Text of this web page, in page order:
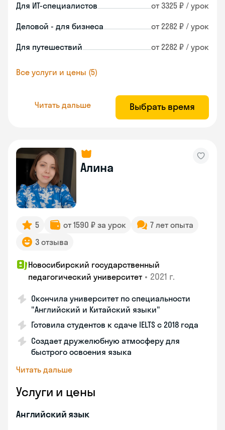
Для ИТ-специалистов от 3325 ₽ / урок
Деловой - для бизнеса от 2282 ₽ / урок
Для путешествий от 2282 ₽ / урок
Все услуги и цены (5)
Читать дальше Выбрать время
Алина
5 от 1590 ₽ за урок
7 лет опыта
3 отзыва
Новосибирский государственный
педагогический университет • 2021 г.
Окончила университет по специальности
"Английский и Китайский языки"
Готовила студентов к сдаче IELTS с 2018 года
Создает дружелюбную атмосферу для
быстрого освоения языка
Читать дальше
Услуги и цены
Английский язык